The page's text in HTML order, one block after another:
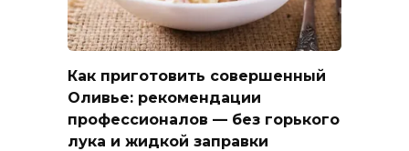
Как приготовить совершенный
Оливье: рекомендации
профессионалов — без горького
лука и жидкой заправки